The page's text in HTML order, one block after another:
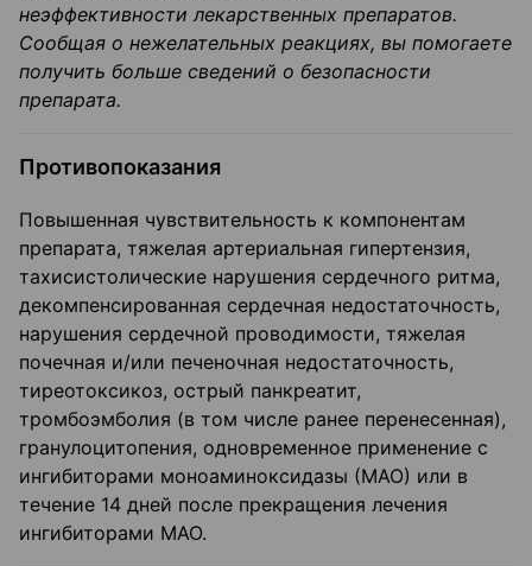
неэффективности лекарственных препаратов.
Сообщая о нежелательных реакциях, вы помогаете
получить больше сведений о безопасности
препарата.
Противопоказания
Повышенная чувствительность к компонентам
препарата, тяжелая артериальная гипертензия,
тахисистолические нарушения сердечного ритма,
декомпенсированная сердечная недостаточность,
нарушения сердечной проводимости, тяжелая
почечная и/или печеночная недостаточность,
тиреотоксикоз, острый панкреатит,
тромбоэмболия (в том числе ранее перенесенная),
гранулоцитопения, одновременное применение с
ингибиторами моноаминоксидазы (МАО) или в
течение 14 дней после прекращения лечения
ингибиторами МАО.